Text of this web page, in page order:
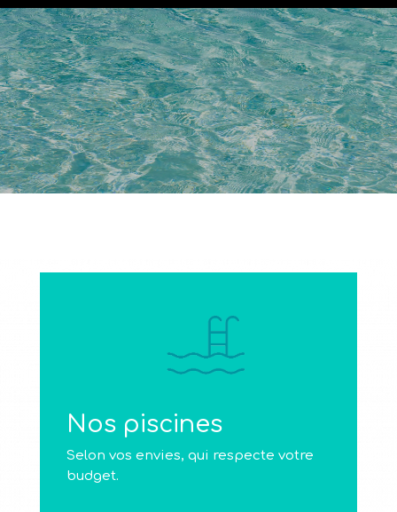
Nos piscines
Selon vos envies, qui respecte votre
budget.